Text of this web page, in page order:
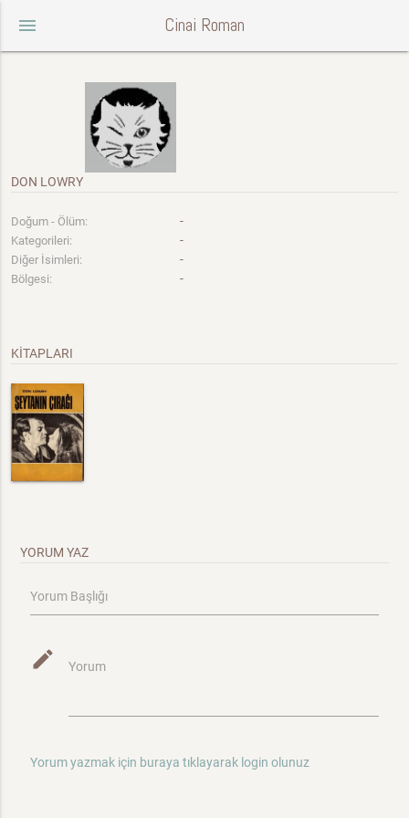
menu Cinai Roman
DON LOWRY
Doğum - Ölüm: -
Kategorileri: -
Diğer İsimleri: -
Bölgesi: -
KİTAPLARI
YORUM YAZ
Yorum Başlığı
mode_edit Yorum
Yorum yazmak için buraya tıklayarak login olunuz